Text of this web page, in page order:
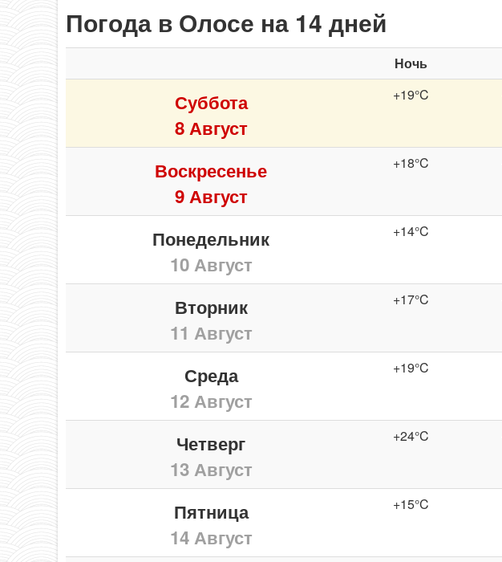
Погода в Олосе на 14 дней
Ночь
Суббота
8 Август
+19°C
Воскресенье
9 Август
+18°C
Понедельник
10 Август
+14°C
Вторник
11 Август
+17°C
Среда
12 Август
+19°C
Четверг
13 Август
+24°C
Пятница
14 Август
+15°C